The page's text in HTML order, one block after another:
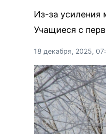
Из-за усиления
Учащиеся с
18 декабря, 2025,